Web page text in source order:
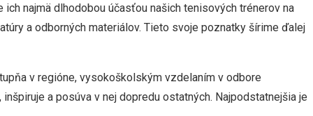
najmä dlhodobou účasťou našich tenisových trénerov na
a odborných materiálov. Tieto svoje poznatky šírime ďalej
v regióne, vysokoškolským vzdelaním v odbore
a posúva v nej dopredu ostatných. Najpodstatnejšia je